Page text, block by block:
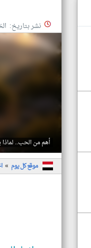
نشر بتاريخ: الخميس ٩ تموز
أهم من الحب..
موقع كل يوم